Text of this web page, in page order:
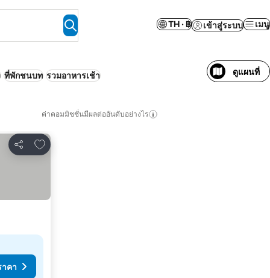
TH · ฿ เข้าสู่ระบบ เมนู
ที่พักชนบท รวมอาหารเช้า ดูแผนที่
ค่าคอมมิชชั่นมีผลต่ออันดับอย่างไร
แชร์
เพิ่มในรายการโปรด
คา